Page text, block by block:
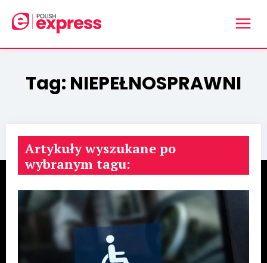
Tag: NIEPEŁNOSPRAWNI
Artykuły wyszukane po
wybranym tagu: